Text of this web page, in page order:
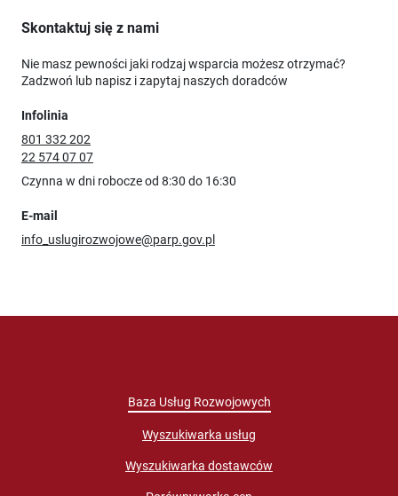
Skontaktuj się z nami
Nie masz pewności jaki rodzaj wsparcia możesz otrzymać?
Zadzwoń lub napisz i zapytaj naszych doradców
Infolinia
801 332 202
22 574 07 07
Czynna w dni robocze od 8:30 do 16:30
E-mail
info_uslugirozwojowe@parp.gov.pl
Baza Usług Rozwojowych
Wyszukiwarka usług
Wyszukiwarka dostawców